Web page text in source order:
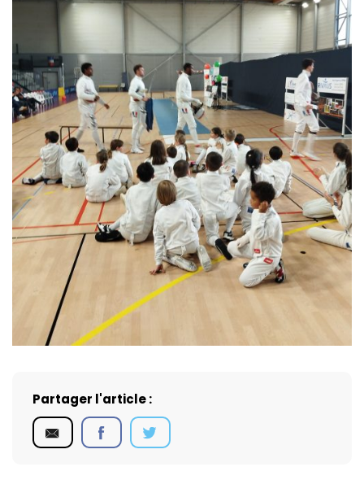
Partager l'article :